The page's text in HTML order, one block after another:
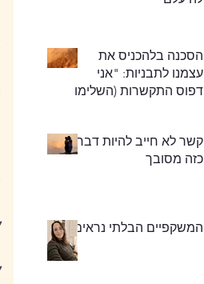
הסכנה בלהכניס את
עצמנו לתבניות: "אני
דפוס התקשרות (השלימו
קשר לא חייב להיות דבר
כזה מסובך
המשקפיים הבלתי נראים